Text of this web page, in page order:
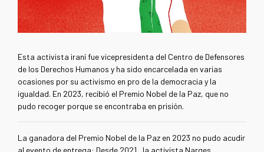
Esta activista iraní fue vicepresidenta del Centro de Defensores
de los Derechos Humanos y ha sido encarcelada en varias
ocasiones por su activismo en pro de la democracia y la
igualdad. En 2023, recibió el Premio Nobel de la Paz, que no
pudo recoger porque se encontraba en prisión.
La ganadora del Premio Nobel de la Paz en 2023 no pudo acudir